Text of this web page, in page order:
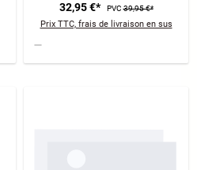
32,95 €* PVC39,95 €*
Prix TTC, frais de livraison en sus